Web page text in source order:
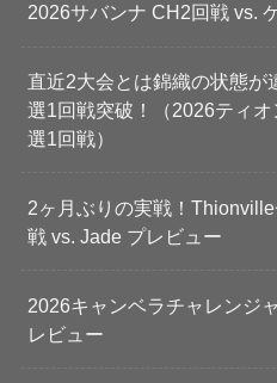
2026サバンナ CH2回戦 vs.
直近2大会とは錦織の状態が
選1回戦突破！（2026ティ
選1回戦）
2ヶ月ぶりの実戦！
戦 vs. Jade プレビュー
2026キャンベラチャレンジ
レビュー